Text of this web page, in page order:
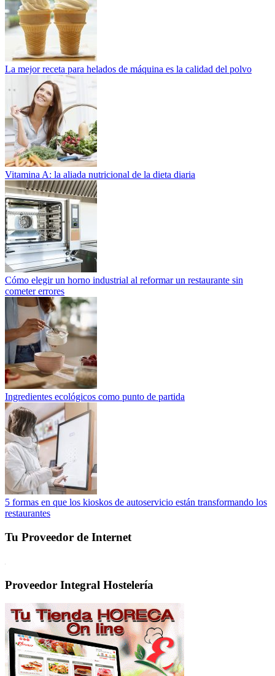
La mejor receta para helados de máquina es la calidad del polvo
Vitamina A: la aliada nutricional de la dieta diaria
Cómo elegir un horno industrial al reformar un restaurante sin
cometer errores
Ingredientes ecológicos como punto de partida
5 formas en que los kioskos de autoservicio están transformando los
restaurantes
Tu Proveedor de Internet
Proveedor Integral Hostelería